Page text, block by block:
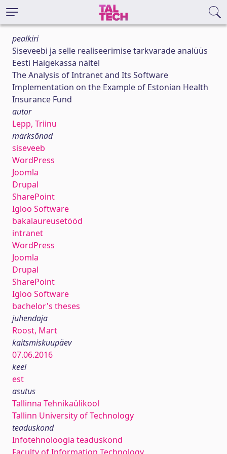
pealkiri
Siseveebi ja selle realiseerimise tarkvarade analüüs
Eesti Haigekassa näitel
The Analysis of Intranet and Its Software
Implementation on the Example of Estonian Health
Insurance Fund
autor
Lepp, Triinu
märksõnad
siseveeb
WordPress
Joomla
Drupal
SharePoint
Igloo Software
bakalaureusetööd
intranet
WordPress
Joomla
Drupal
SharePoint
Igloo Software
bachelor's theses
juhendaja
Roost, Mart
kaitsmiskuupäev
07.06.2016
keel
est
asutus
Tallinna Tehnikaülikool
Tallinn University of Technology
teaduskond
Infotehnoloogia teaduskond